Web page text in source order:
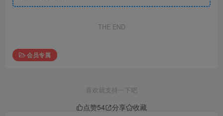
THE END
会员专属
喜欢就支持一下吧
点赞54 分享
收藏